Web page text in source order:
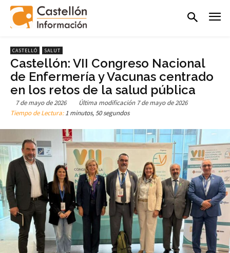
CASTELLÓ SALUT
Castellón: VII Congreso Nacional
de Enfermería y Vacunas centrado
en los retos de la salud pública
7 de mayo de 2026 Última modificación 7 de mayo de 2026
Tiempo de Lectura:1 minutos, 50 segundos